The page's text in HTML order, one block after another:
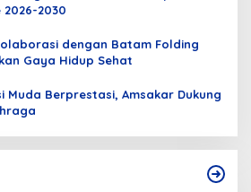
2026-2030
dengan Batam Folding
Gaya Hidup Sehat
Muda Berprestasi, Amsakar Dukung